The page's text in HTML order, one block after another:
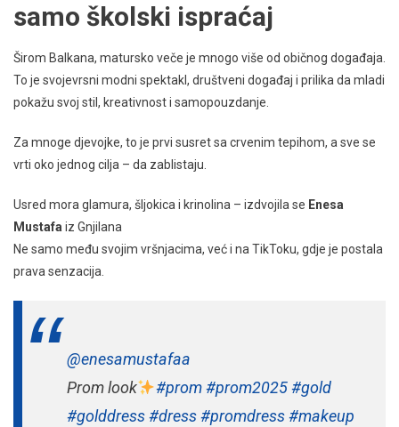
samo školski ispraćaj
Širom Balkana, matursko veče je mnogo više od običnog događaja.
To je svojevrsni modni spektakl, društveni događaj i prilika da mladi
pokažu svoj stil, kreativnost i samopouzdanje.
Za mnoge djevojke, to je prvi susret sa crvenim tepihom, a sve se
vrti oko jednog cilja – da zablistaju.
Usred mora glamura, šljokica i krinolina – izdvojila se Enesa
Mustafa iz Gnjilana
Ne samo među svojim vršnjacima, već i na TikToku, gdje je postala
prava senzacija.
@enesamustafaa
Prom look
#prom #prom2025 #gold
#golddress#dress#promdress#makeup